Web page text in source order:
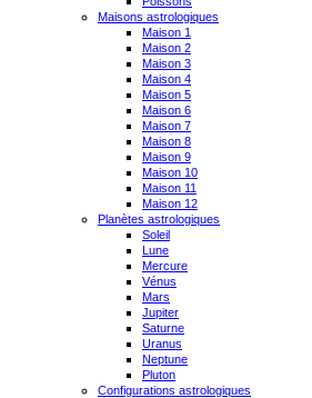
Maisons astrologiques
Maison 1
Maison 2
Maison 3
Maison 4
Maison 5
Maison 6
Maison 7
Maison 8
Maison 9
Maison 10
Maison 11
Maison 12
Planètes astrologiques
Soleil
Lune
Mercure
Vénus
Mars
Jupiter
Saturne
Uranus
Neptune
Pluton
Configurations astrologiques